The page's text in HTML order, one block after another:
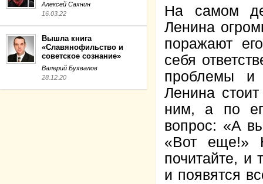
Алексей Сахнин
16.03.22
Вышла книга
«Славянофильство и
советское сознание»
Валерий Бухвалов
28.12.20
На самом
Ленина
поражают
себя
проблемы и
Ленина
ним, а по
вопрос: «А
«Вот еще!»
почитайте, и
и появятся